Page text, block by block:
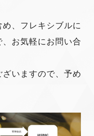
、フレキシブルに
お気軽にお問い合
いますので、予め